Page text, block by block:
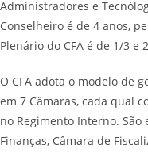
Administradores e
Conselheiro é de 4 anos,
Plenário do CFA é de 1/3
O CFA adota o modelo de
em 7 Câmaras, cada qual
no Regimento Interno. São
Finanças, Câmara de